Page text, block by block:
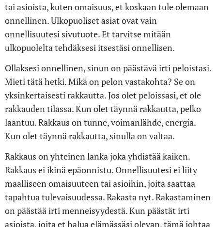
tai asioista, kuten omaisuus, et koskaan tule olemaan
onnellinen. Ulkopuoliset asiat ovat vain
onnellisuutesi sivutuote. Et tarvitse mitään
ulkopuolelta tehdäksesi itsestäsi onnellisen.
Ollaksesi onnellinen, sinun on päästävä irti peloistasi.
Mieti tätä hetki. Mikä on pelon vastakohta? Se on
yksinkertaisesti rakkautta. Jos olet peloissasi, et ole
rakkauden tilassa. Kun olet täynnä rakkautta, pelko
laantuu. Rakkaus on tunne, voimanlähde, energia.
Kun olet täynnä rakkautta, sinulla on valtaa.
Rakkaus on yhteinen lanka joka yhdistää kaiken.
Rakkaus ei ikinä epäonnistu. Onnellisuutesi ei liity
maalliseen omaisuuteen tai asioihin, joita saattaa
tapahtua tulevaisuudessa. Rakasta nyt. Rakastaminen
on päästää irti menneisyydestä. Kun päästät irti
asioista, joita et halua elämässäsi olevan, tämä johtaa